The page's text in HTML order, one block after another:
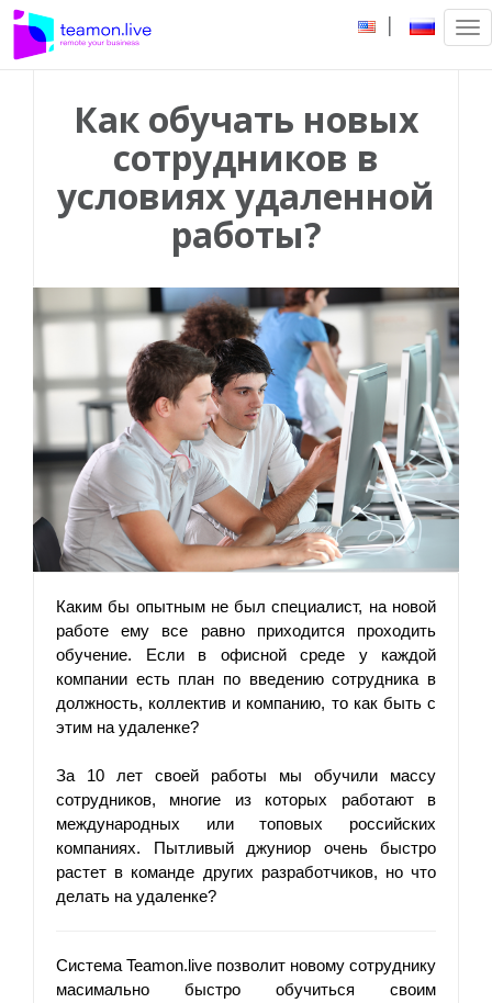
|
Как обучать новых
сотрудников в
условиях удаленной
работы?
Каким бы опытным не был специалист, на новой
работе ему все равно приходится проходить
обучение. Если в офисной среде у каждой
компании есть план по введению сотрудника в
должность, коллектив и компанию, то как быть с
этим на удаленке?
За 10 лет своей работы мы обучили массу
сотрудников, многие из которых работают в
международных или топовых российских
компаниях. Пытливый джуниор очень быстро
растет в команде других разработчиков, но что
делать на удаленке?
Система Teamon.live позволит новому сотруднику
масимально быстро обучиться своим